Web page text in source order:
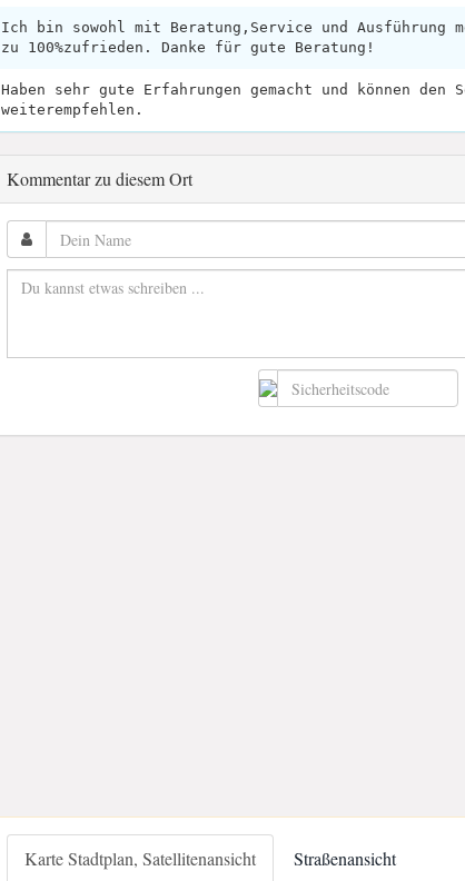
Ich bin sowohl mit Beratung,Service und Ausführung
zu 100%zufrieden. Danke für gute Beratung!
Haben sehr gute Erfahrungen gemacht und können den
weiterempfehlen.
Kommentar zu diesem Ort
Karte Stadtplan, Satellitenansicht Straßenansicht